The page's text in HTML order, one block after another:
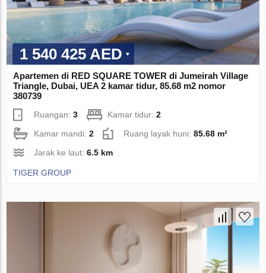
1 540 425 AED
Apartemen di RED SQUARE TOWER di Jumeirah Village
Triangle, Dubai, UEA 2 kamar tidur, 85.68 m2 nomor
380739
Ruangan:3 Kamar tidur:2
Kamar mandi:2 Ruang layak huni:85.68 m²
Jarak ke laut:6.5 km
TIGER GROUP